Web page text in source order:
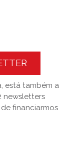
está também a
newsletters
financiarmos